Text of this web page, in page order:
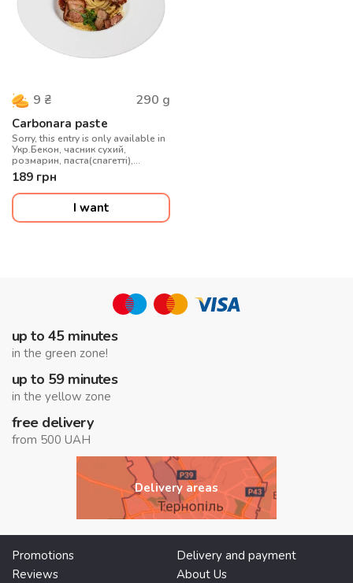
9 ₴ 290 g
Carbonara paste
Sorry, this entry is only available in
Укр.Бекон, часник сухий,
розмарин, паста(спагетті),
вершки, яйце(жовток), пармезан,
мікрогрін, вершки
189 грн
I want
up to 45 minutes
in the green zone!
up to 59 minutes
in the yellow zone
free delivery
from 500 UAH
Delivery areas
Promotions
Delivery and payment
Reviews
About Us